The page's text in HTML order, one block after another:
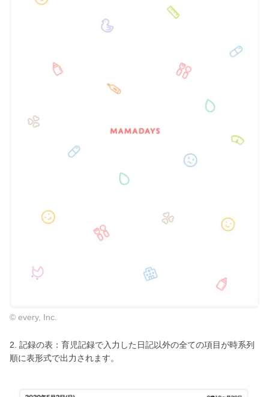
© every, Inc.
2. 記録の表：育児記録で入力した日記以外の全ての項目が時系列
順に表形式で出力されます。